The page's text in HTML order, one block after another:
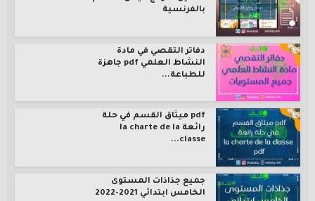
بالفرنسية
دفاتر التقصي في مادة
النشاط العلمي pdf جاهزة
للطباعة...
pdf ميثاق القسم في حلة
رائعة la charte de la
classe...
جميع جذاذات المستوى
الخامس ابتدائي 2021-2022